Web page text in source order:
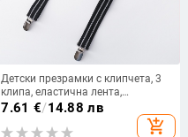
Детски презрамки с клипчета, 3
клипа, еластична лента,
регулируема дължина, унисекс
7.61 €/14.88 лв
add_shopping_cart